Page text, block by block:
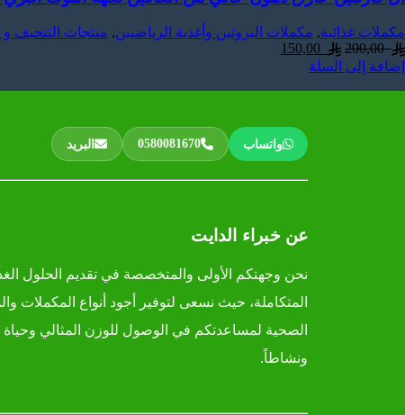
مكملات غذائية, مكملات البروتين وأغذية الرياضيين, منتجات التنحيف و
200,00
150,00
إضافة إلى السلة
واتساب 0580081670 البريد
عن خبراء الدايت
نحن وجهتكم الأولى والمتخصصة في تقديم الحلول
المتكاملة، حيث نسعى لتوفير أجود أنواع المكملات
الصحية لمساعدتكم في الوصول للوزن المثالي وحياة
ونشاطاً.